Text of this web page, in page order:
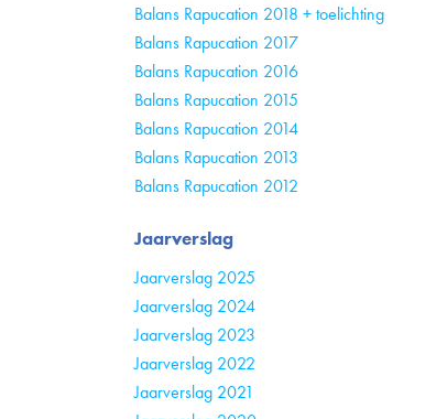
Balans Rapucation 2018 + toelichting
Balans Rapucation 2017
Balans Rapucation 2016
Balans Rapucation 2015
Balans Rapucation 2014
Balans Rapucation 2013
Balans Rapucation 2012
Jaarverslag
Jaarverslag 2025
Jaarverslag 2024
Jaarverslag 2023
Jaarverslag 2022
Jaarverslag 2021